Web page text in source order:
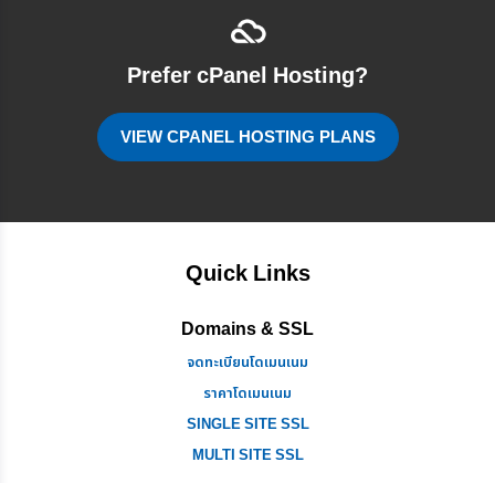
Prefer cPanel Hosting?
VIEW CPANEL HOSTING PLANS
Quick Links
Domains & SSL
จดทะเบียนโดเมนเนม
ราคาโดเมนเนม
SINGLE SITE SSL
MULTI SITE SSL